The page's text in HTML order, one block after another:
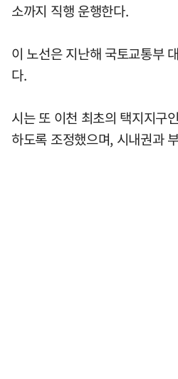
소까지 직행 운행한다.
이 노선은 지난해 국토교통부
다.
시는 또 이천 최초의 택지지구
하도록 조정했으며, 시내권과